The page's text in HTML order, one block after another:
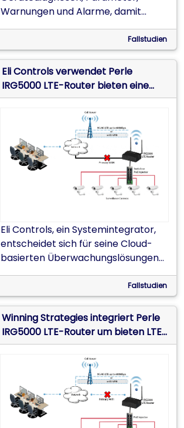
Warnungen und Alarme, damit
Service Level Agreements (SLAs)
Fallstudien
Eli Controls verwendet Perle
IRG5000 LTE-Router bieten eine
Kommunikationsschnittstelle
zwischen Überwachungskameras
und Cloud-Services
Eli Controls, ein Systemintegrator,
entscheidet sich für seine Cloud-
basierten Überwachungslösungen
für IRG LTE-Router.
Fallstudien
Winning Strategies integriert Perle
IRG5000 LTE-Router um bieten LTE-
Abdeckung, wenn WLAN nicht